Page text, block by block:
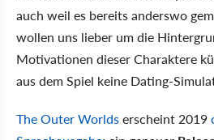
auch weil es bereits anderswo
wollen uns lieber um die
Motivationen dieser Charaktere
aus dem Spiel keine Dating-
The Outer Worldserscheint 2019